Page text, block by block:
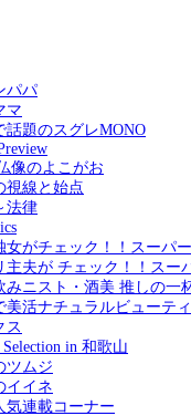
パパ
マ
話題のスグレMONO
像のよこがお
視線と始点
法律
女がチェック！！スーパ
主夫が チェック！！スー
みニスト・酒美 推しの一
美活ナチュラルビューテ
ス
in 和歌山
ツムジ
イイネ
気連載コーナー